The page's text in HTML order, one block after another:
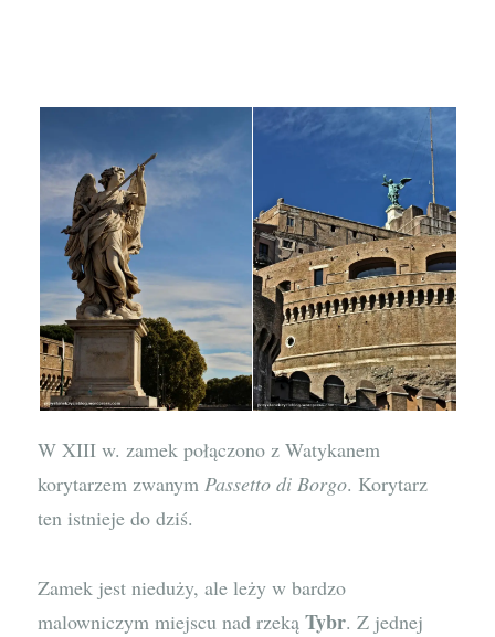
W XIII w. zamek połączono z Watykanem
korytarzem zwanymPassetto di Borgo. Korytarz
ten istnieje do dziś.
Zamek jest nieduży, ale leży w bardzo
malowniczym miejscu nad rzekąTybr. Z jednej